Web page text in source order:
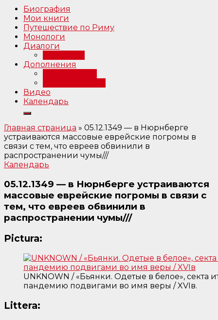
Биография
Мои книги
Путешествие по Риму
Монологи
Диалоги
Дополнения
Видео
Календарь
Главная страница » 05.12.1349 — в Нюрнберге
устраиваются массовые еврейские погромы в
связи с тем, что евреев обвинили в
распространении чумы///
Календарь
05.12.1349 — в Нюрнберге устраиваются
массовые еврейские погромы в связи с
тем, что евреев обвинили в
распространении чумы///
Pictura:
UNKNOWN / «Бьянки. Одетые в белое»,
пандемию подвигами во имя веры / XVIв.
Littera: